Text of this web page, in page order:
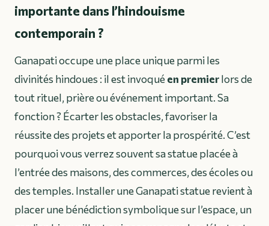
importante dans l’hindouisme
contemporain ?
Ganapati occupe une place unique parmi les
divinités hindoues : il est invoquéen premierlors de
tout rituel, prière ou événement important. Sa
fonction ? Écarter les obstacles, favoriser la
réussite des projets et apporter la prospérité. C’est
pourquoi vous verrez souvent sa statue placée à
l’entrée des maisons, des commerces, des écoles ou
des temples. Installer une Ganapati statue revient à
placer une bénédiction symbolique sur l’espace, un